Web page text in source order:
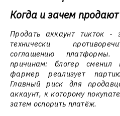
Когда и зачем
Продать аккаунт тикток -
технически
соглашению
причинам: блогер сменил
фармер реализует
Главный риск для
аккаунт, к которому
затем оспорить платёж.